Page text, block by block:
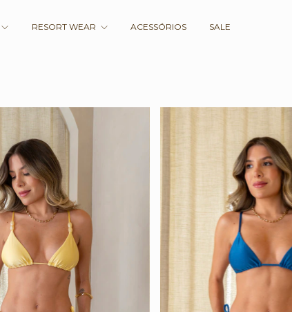
RESORT WEAR ACESSÓRIOS SALE